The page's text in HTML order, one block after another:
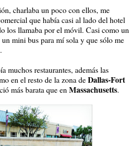
charlaba un poco con ellos, me
que había casi al lado del hotel
los llamaba por el móvil. Casi como un
mini bus para mí sola y que sólo me
muchos restaurantes, además las
en el resto de la zona deDallas-Fort
más barata que en Massachusetts.